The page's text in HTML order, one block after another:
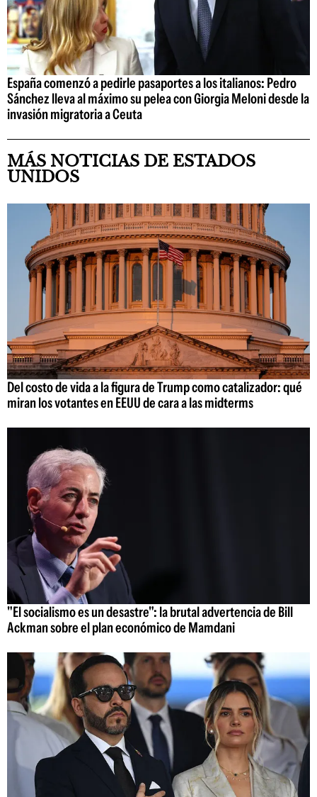
España comenzó a pedirle pasaportes a los italianos: Pedro
Sánchez lleva al máximo su pelea con Giorgia Meloni desde la
invasión migratoria a Ceuta
MÁS NOTICIAS DE ESTADOS
UNIDOS
Del costo de vida a la figura de Trump como catalizador: qué
miran los votantes en EEUU de cara a las midterms
"El socialismo es un desastre": la brutal advertencia de Bill
Ackman sobre el plan económico de Mamdani